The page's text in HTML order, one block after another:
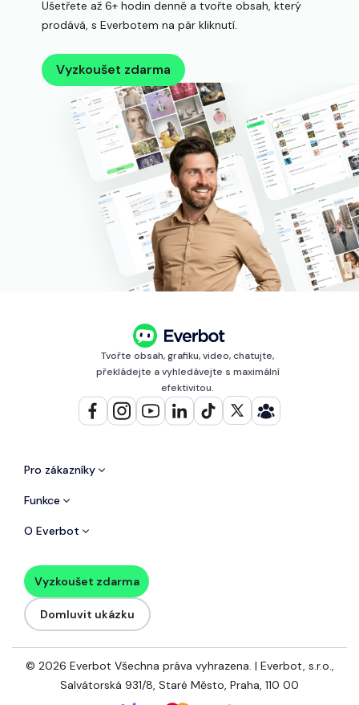
Ušetřete až 6+ hodin denně a tvořte obsah, který
prodává, s Everbotem na pár kliknutí.
Vyzkoušet zdarma
Tvořte obsah, grafiku, video, chatujte,
překládejte a vyhledávejte s maximální
efektivitou.
Pro zákazníky
Funkce
O Everbot
Vyzkoušet zdarma
Domluvit ukázku
© 2026 Everbot Všechna práva vyhrazena. | Everbot, s.r.o.,
Salvátorská 931/8, Staré Město, Praha, 110 00